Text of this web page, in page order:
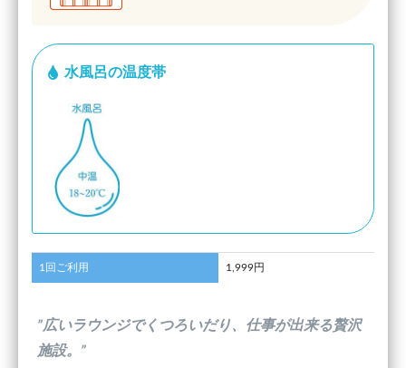
水風呂の温度帯
1回ご利用 1,999円
”広いラウンジでくつろいだり、仕事が出来る贅沢
施設。”